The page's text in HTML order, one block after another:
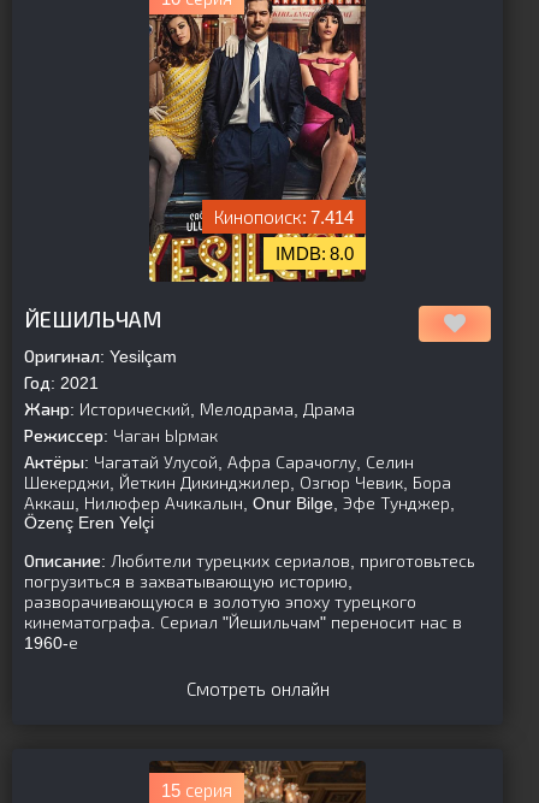
7.414
8.0
ЙЕШИЛЬЧАМ
Оригинал: Yesilçam
Год: 2021
Жанр: Исторический, Мелодрама, Драма
Режиссер: Чаган Ырмак
Актёры: Чагатай Улусой, Афра Сарачоглу, Селин
Шекерджи, Йеткин Дикинджилер, Озгюр Чевик, Бора
Аккаш, Нилюфер Ачикалын, Onur Bilge, Эфе Тунджер,
Özenç Eren Yelçi
Описание: Любители турецких сериалов, приготовьтесь
погрузиться в захватывающую историю,
разворачивающуюся в золотую эпоху турецкого
кинематографа. Сериал "Йешильчам" переносит нас в
1960-е
Смотреть онлайн
15 серия